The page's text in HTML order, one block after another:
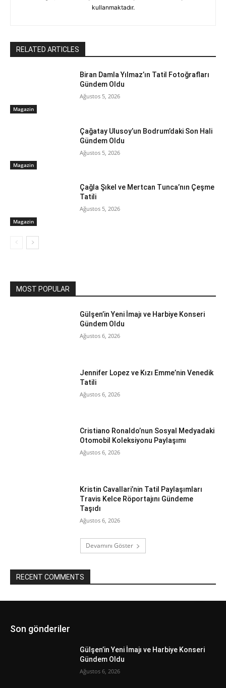
kullanmaktadır.
RELATED ARTICLES
Magazin
Biran Damla Yılmaz’ın Tatil Fotoğrafları
Gündem Oldu
Ağustos 5, 2026
Magazin
Çağatay Ulusoy’un Bodrum’daki Son Hali
Gündem Oldu
Ağustos 5, 2026
Magazin
Çağla Şıkel ve Mertcan Tunca’nın Çeşme
Tatili
Ağustos 5, 2026
MOST POPULAR
Gülşen’in Yeni İmajı ve Harbiye Konseri
Gündem Oldu
Ağustos 6, 2026
Jennifer Lopez ve Kızı Emme’nin Venedik
Tatili
Ağustos 6, 2026
Cristiano Ronaldo’nun Sosyal Medyadaki
Otomobil Koleksiyonu Paylaşımı
Ağustos 6, 2026
Kristin Cavallari’nin Tatil Paylaşımları
Travis Kelce Röportajını Gündeme
Taşıdı
Ağustos 6, 2026
Devamını Göster
RECENT COMMENTS
Son gönderiler
Gülşen’in Yeni İmajı ve Harbiye Konseri
Gündem Oldu
Ağustos 6, 2026